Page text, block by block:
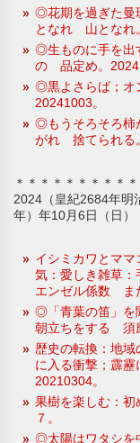
◎花期を過ぎた曼
となれ 山となれ
◎生ものに手を出
の 品定め。
◎黒よさらば；
20241003。
◎もうそろそろ柿
がれ 捨てられる
＊＊＊＊＊＊＊＊＊
2024（皇紀2684年明
年）年10月6日（日）
イシミカワとマ
気：愛しき雑草
エンゼル係数 ま
◎「青葉の笛」を
朝立ちをする 須
歴史の転換：地
に入る衝撃；霹
20210304。
果樹を楽しむ：初
７。
◎太陽はワタシを